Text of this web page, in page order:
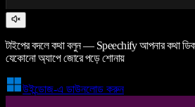
টাইপের বদলে কথা বলুন — Speechify আপনার কথা
যেকোনো অ্যাপে জোরে পড়ে শোনায়
উইন্ডোজ-এ ডাউনলোড করুন